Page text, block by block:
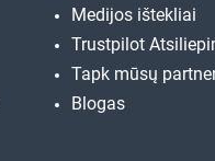
Medijos ištekliai
Trustpilot
Tapk mūsų
Blogas